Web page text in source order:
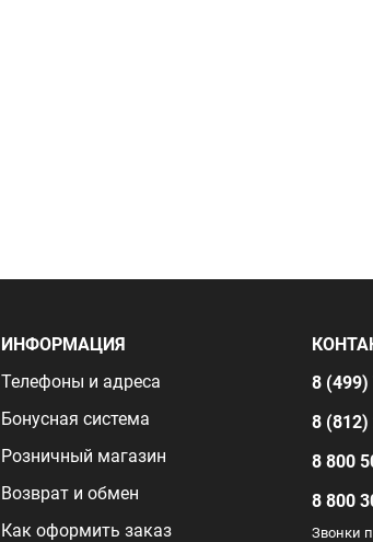
ИНФОРМАЦИЯ
Телефоны и адреса
Бонусная система
Розничный магазин
Возврат и обмен
Как оформить заказ
8 (499)
8 (812)
8 800
8 800
Звонки